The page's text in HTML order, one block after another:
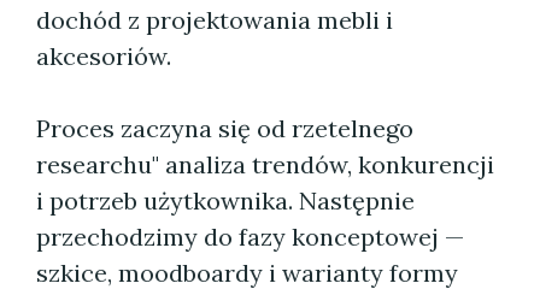
dochód z projektowania mebli i
akcesoriów.
Proces zaczyna się od rzetelnego
researchu" analiza trendów, konkurencji
i potrzeb użytkownika. Następnie
przechodzimy do fazy konceptowej —
szkice, moodboardy i warianty formy